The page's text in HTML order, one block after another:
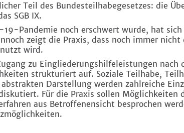
Teil des Bundesteilhabegesetzes: die
SGB IX.
Pandemie noch erschwert wurde, hat sich
zeigt die Praxis, dass noch immer nicht
wird.
zu Eingliederungshilfeleistungen nach
strukturiert auf. Soziale Teilhabe,
Darstellung werden zahlreiche
Für die Praxis sollen Möglichkeiten
aus Betroffenensicht besprochen